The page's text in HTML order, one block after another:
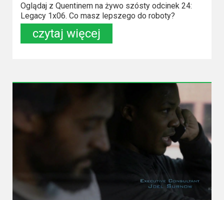
Oglądaj z Quentinem na żywo szósty odcinek 24:
Legacy 1x06. Co masz lepszego do roboty?
czytaj więcej